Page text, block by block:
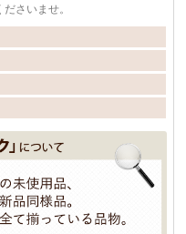
さいませ。